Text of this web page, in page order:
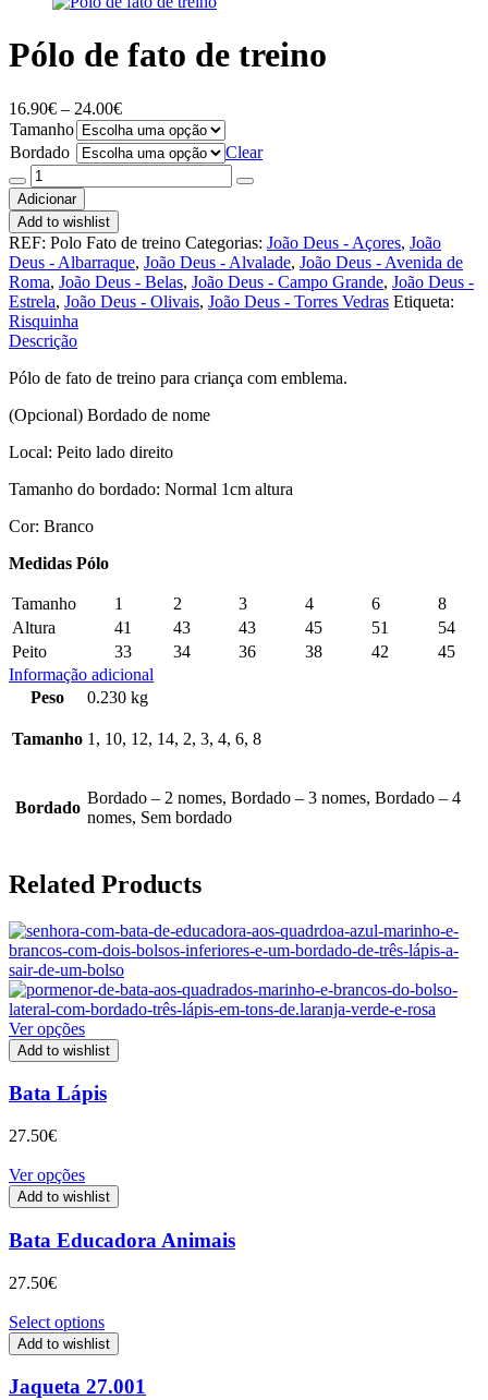
Pólo de fato de treino
16.90€ – 24.00€Price
range:
16.90€
through
24.00€
Tamanho
Bordado
Clear
Quantidade
de
Pólo
de
fato
de
treino
Adicionar
Add to wishlist
REF: Polo Fato de treino Categorias: João Deus - Açores, João
Deus - Albarraque, João Deus - Alvalade, João Deus - Avenida de
Roma, João Deus - Belas, João Deus - Campo Grande, João Deus -
Estrela, João Deus - Olivais, João Deus - Torres Vedras Etiqueta:
Risquinha
Descrição
Pólo de fato de treino para criança com emblema.
(Opcional) Bordado de nome
Local: Peito lado direito
Tamanho do bordado: Normal 1cm altura
Cor: Branco
Medidas Pólo
Tamanho 1 2 3 4 6
8
Altura
41 43 43 45 51
54
Peito
33 34 36 38 42
45
Informação adicional
Peso
0.230 kg
Tamanho 1, 10, 12, 14, 2, 3, 4, 6, 8
Bordado
Bordado – 2 nomes, Bordado – 3 nomes, Bordado – 4
nomes, Sem bordado
Related Products
Ver opções
Add to wishlist
Bata Lápis
27.50€
Ver opções
Add to wishlist
Bata Educadora Animais
27.50€
Select options
Add to wishlist
Jaqueta 27.001